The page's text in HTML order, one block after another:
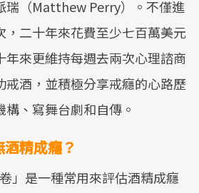
瑞（Matthew Perry）。不僅進
，二十年來花費至少七百萬美元
年來更維持每週去兩次心理諮商
戒酒，並積極分享戒癮的心路歷
、寫舞台劇和自傳。
精成癮？
卷」是一種常用來評估酒精成癮